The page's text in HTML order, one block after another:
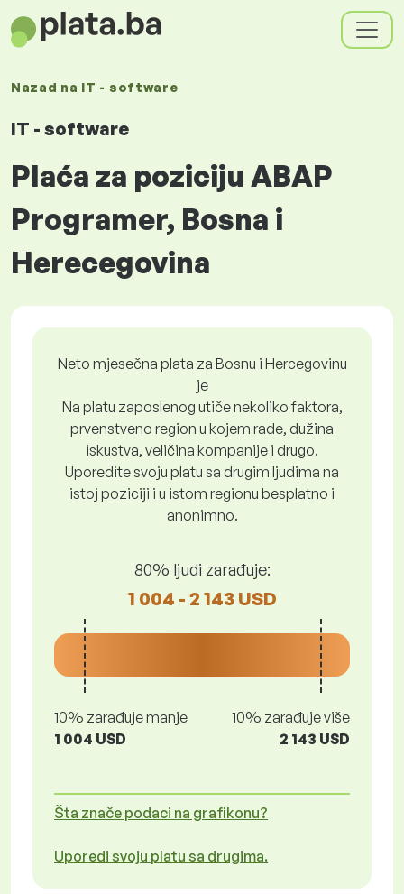
Nazad na IT - software
IT - software
Plaća za poziciju ABAP
Programer, Bosna i
Herecegovina
Neto mjesečna plata za Bosnu i Hercegovinu
je
Na platu zaposlenog utiče nekoliko faktora,
prvenstveno region u kojem rade, dužina
iskustva, veličina kompanije i drugo.
Uporedite svoju platu sa drugim ljudima na
istoj poziciji i u istom regionu besplatno i
anonimno.
80% ljudi zarađuje:
1 004 - 2 143 USD
10% zarađuje manje
1 004 USD
10% zarađuje više
2 143 USD
Šta znače podaci na grafikonu?
Uporedi svoju platu sa drugima.